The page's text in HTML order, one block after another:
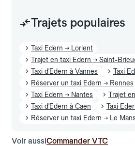
Trajets populaires
Taxi Edern → Lorient
Trajet en taxi Edern → Saint-
Taxi d'Edern à Vannes
Taxi
Réserver un taxi Edern → Rennes
Taxi Edern → Nantes
Trajet
Taxi d'Edern à Caen
Taxi
Réserver un taxi Edern → Le Mans
Voir aussiCommander VTC